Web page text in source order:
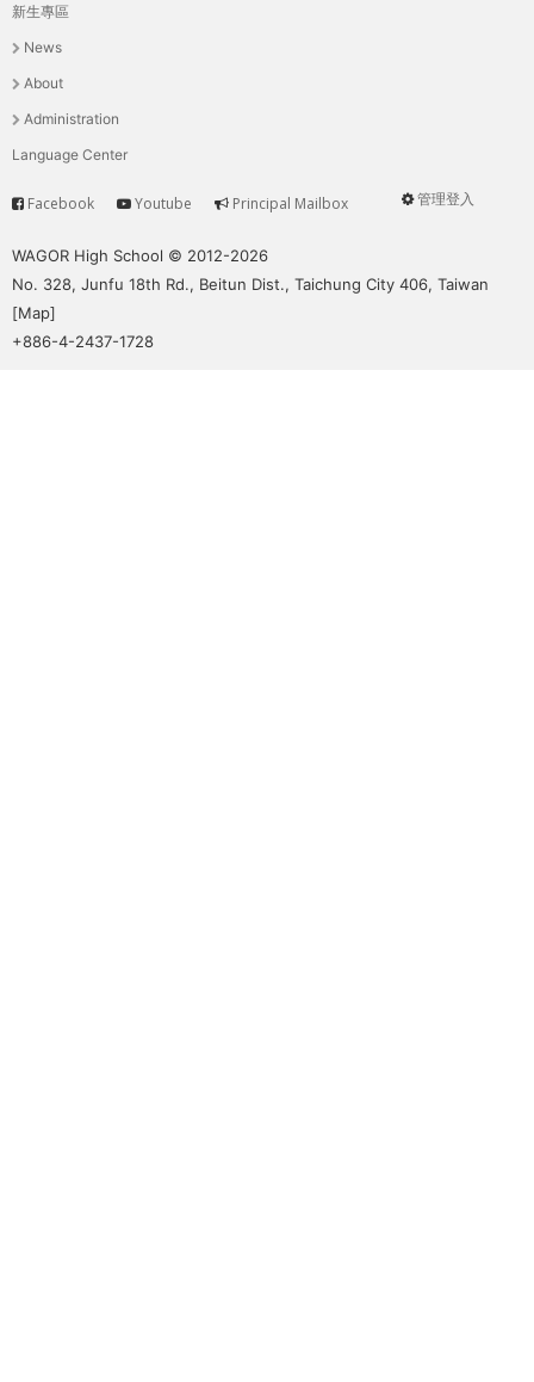
主
選
單
新生專區
News
About
Administration
Language Center
User
管理登入
Service
Facebook Youtube Principal Mailbox
WAGOR High School © 2012-2026
No. 328, Junfu 18th Rd., Beitun Dist., Taichung City 406, Taiwan
[Map]
+886-4-2437-1728